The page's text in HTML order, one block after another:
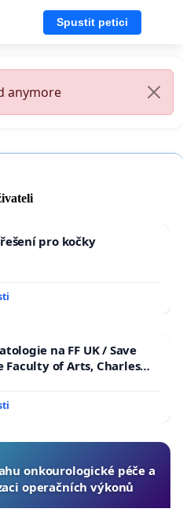
Spustit petici
anymore
pro kočky
na FF UK / Save
of Arts, Charles
onkourologické péče a
operačních výkonů